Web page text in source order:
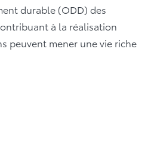
durable (ODD) des
à la réalisation
peuvent mener une vie riche